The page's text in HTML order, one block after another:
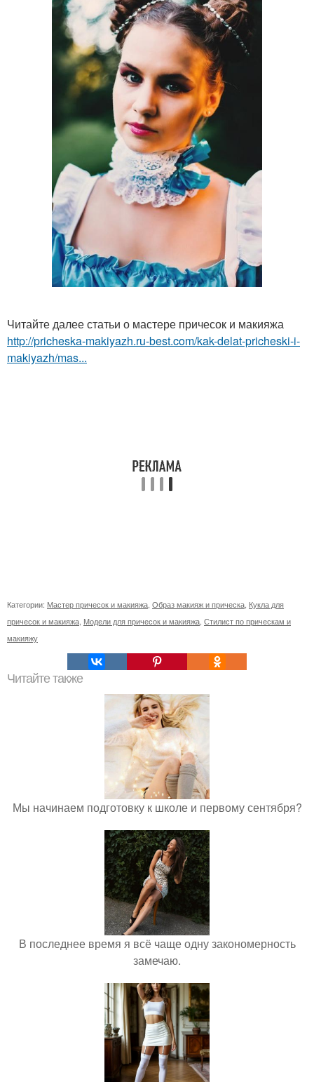
Читайте далее статьи о мастере причесок и макияжа
http://pricheska-makiyazh.ru-best.com/kak-delat-pricheski-i-
makiyazh/mas...
Категории: Мастер причесок и макияжа, Образ макияж и прическа, Кукла для
причесок и макияжа, Модели для причесок и макияжа, Стилист по прическам и
макияжу
Читайте также
Мы начинаем подготовку к школе и первому сентября?
В последнее время я всё чаще одну закономерность
замечаю.